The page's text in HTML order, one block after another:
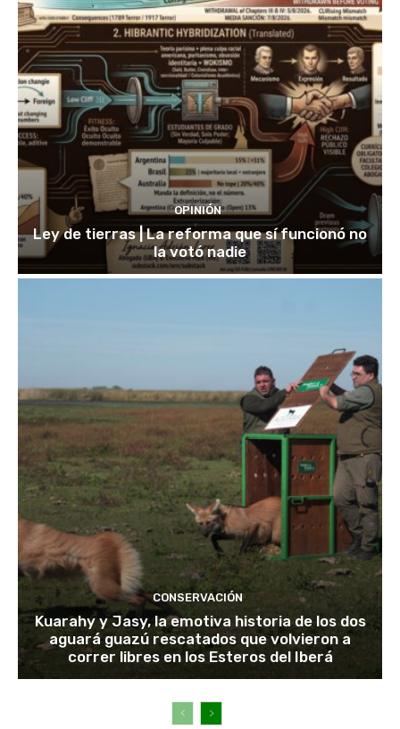
OPINIÓN
Ley de tierras | La reforma que sí funcionó no
la votó nadie
CONSERVACIÓN
Kuarahy y Jasy, la emotiva historia de los dos
aguará guazú rescatados que volvieron a
correr libres en los Esteros del Iberá